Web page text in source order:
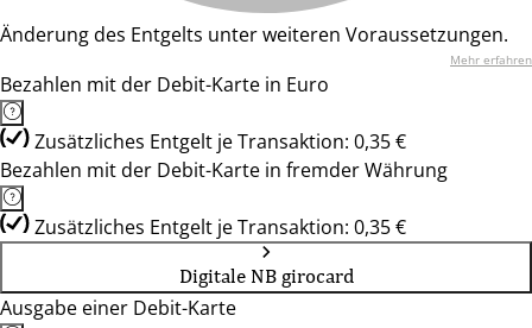
Änderung des Entgelts unter weiteren Voraussetzungen.
Mehr erfahren
Bezahlen mit der Debit-Karte in Euro
Zusätzliches Entgelt je Transaktion: 0,35 €
Bezahlen mit der Debit-Karte in fremder Währung
Zusätzliches Entgelt je Transaktion: 0,35 €
Digitale NB girocard
Ausgabe einer Debit-Karte